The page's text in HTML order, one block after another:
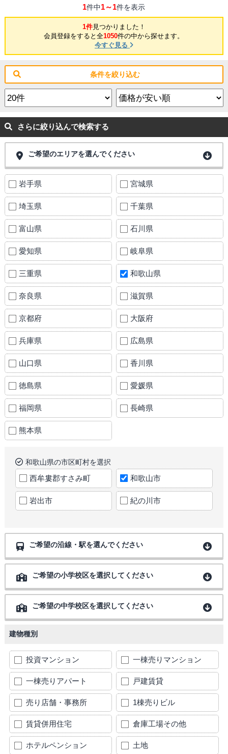
1件中1～1件を表示
1件見つかりました！
会員登録をすると全1050件の中から探せます。
今すぐ見る
条件を絞り込む
さらに絞り込んで検索する
ご希望のエリアを選んでください
岩手県 宮城県
埼玉県 千葉県
富山県 石川県
愛知県 岐阜県
三重県 和歌山県
奈良県 滋賀県
京都府 大阪府
兵庫県 広島県
山口県 香川県
徳島県 愛媛県
福岡県 長崎県
熊本県
和歌山県の市区町村を選択
西牟婁郡すさみ町 和歌山市
岩出市 紀の川市
ご希望の沿線・駅を選んでください
ご希望の小学校区を選択してください
ご希望の中学校区を選択してください
建物種別
投資マンション 一棟売りマンション
一棟売りアパート 戸建賃貸
売り店舗・事務所 1棟売りビル
賃貸併用住宅 倉庫工場その他
ホテルペンション 土地